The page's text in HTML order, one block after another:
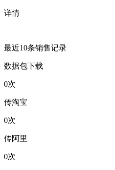
详情
最近10条销售记录
数据包下载
0次
传淘宝
0次
传阿里
0次